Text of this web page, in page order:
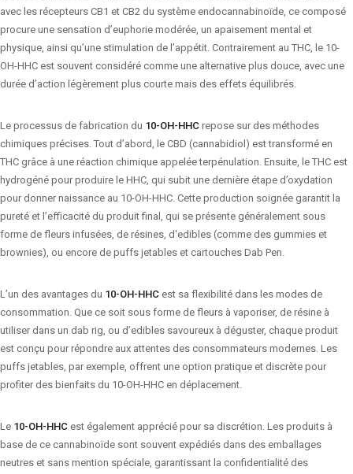
avec les récepteurs CB1 et CB2 du système endocannabinoïde, ce composé
procure une sensation d’euphorie modérée, un apaisement mental et
physique, ainsi qu’une stimulation de l’appétit. Contrairement au THC, le 10-
OH-HHC est souvent considéré comme une alternative plus douce, avec une
durée d’action légèrement plus courte mais des effets équilibrés.
Le processus de fabrication du 10-OH-HHC repose sur des méthodes
chimiques précises. Tout d’abord, le CBD (cannabidiol) est transformé en
THC grâce à une réaction chimique appelée terpénulation. Ensuite, le THC est
hydrogéné pour produire le HHC, qui subit une dernière étape d’oxydation
pour donner naissance au 10-OH-HHC. Cette production soignée garantit la
pureté et l’efficacité du produit final, qui se présente généralement sous
forme de fleurs infusées, de résines, d'edibles (comme des gummies et
brownies), ou encore de puffs jetables et cartouches Dab Pen.
L’un des avantages du 10-OH-HHC est sa flexibilité dans les modes de
consommation. Que ce soit sous forme de fleurs à vaporiser, de résine à
utiliser dans un dab rig, ou d’edibles savoureux à déguster, chaque produit
est conçu pour répondre aux attentes des consommateurs modernes. Les
puffs jetables, par exemple, offrent une option pratique et discrète pour
profiter des bienfaits du 10-OH-HHC en déplacement.
Le 10-OH-HHC est également apprécié pour sa discrétion. Les produits à
base de ce cannabinoïde sont souvent expédiés dans des emballages
neutres et sans mention spéciale, garantissant la confidentialité des